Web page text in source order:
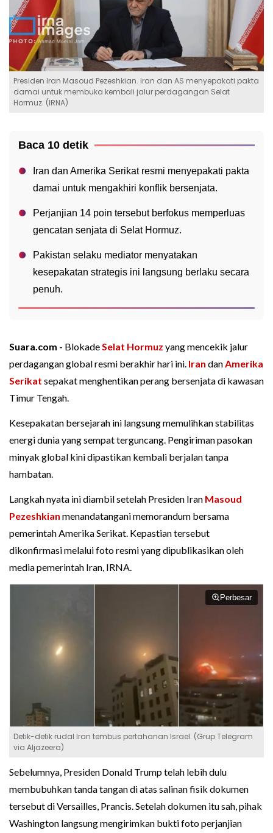
Presiden Iran Masoud Pezeshkian. Iran dan AS menyepakati pakta
damai untuk membuka kembali jalur perdagangan Selat
Hormuz. (IRNA)
Baca 10 detik
Iran dan Amerika Serikat resmi menyepakati pakta
damai untuk mengakhiri konflik bersenjata.
Perjanjian 14 poin tersebut berfokus memperluas
gencatan senjata di Selat Hormuz.
Pakistan selaku mediator menyatakan
kesepakatan strategis ini langsung berlaku secara
penuh.
Suara.com - BlokadeSelat Hormuz yang mencekik jalur
perdagangan global resmi berakhir hari ini. Iran danAmerika
Serikat sepakat menghentikan perang bersenjata di kawasan
Timur Tengah.
Kesepakatan bersejarah ini langsung memulihkan stabilitas
energi dunia yang sempat terguncang. Pengiriman pasokan
minyak global kini dipastikan kembali berjalan tanpa
hambatan.
Langkah nyata ini diambil setelah Presiden Iran Masoud
Pezeshkian menandatangani memorandum bersama
pemerintah Amerika Serikat. Kepastian tersebut
dikonfirmasi melalui foto resmi yang dipublikasikan oleh
media pemerintah Iran, IRNA.
Perbesar
Detik-detik rudal Iran tembus pertahanan Israel. (Grup Telegram
via Aljazeera)
Sebelumnya, Presiden Donald Trump telah lebih dulu
membubuhkan tanda tangan di atas salinan fisik dokumen
tersebut di Versailles, Prancis. Setelah dokumen itu sah, pihak
Washington langsung mengirimkan bukti foto perjanjian